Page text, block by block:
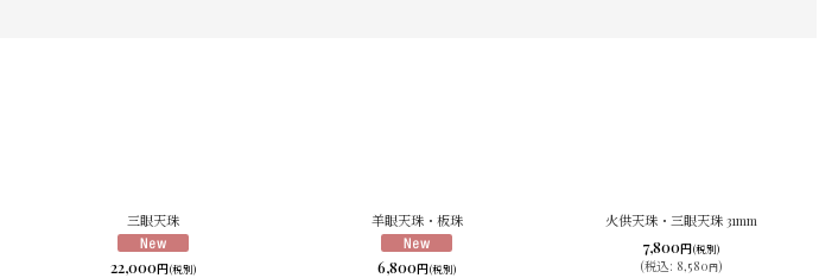
三眼天珠
22,000円(税別)
羊眼天珠・板珠
6,800円(税別)
火供天珠・三眼天珠 31mm
7,800円(税別)
(税込: 8,580円)